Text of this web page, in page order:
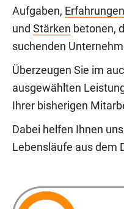
Aufgaben, Erfahrungen
und Stärken betonen,
suchenden
Überzeugen Sie im
ausgewählten
Ihrer bisherigen
Dabei helfen Ihnen
Lebensläufe aus dem